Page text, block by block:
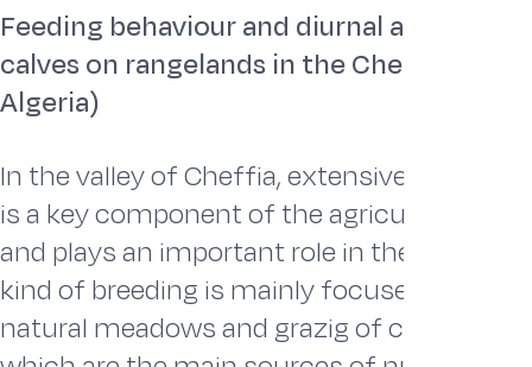
Feeding behaviour and diurnal activities
calves on rangelands in the Cheffia area
Algeria)
In the valley of Cheffia, extensive grazing
is a key component of the agricultural-
and plays an important role in the rural
kind of breeding is mainly focused on the
natural meadows and grazig of cereal crop